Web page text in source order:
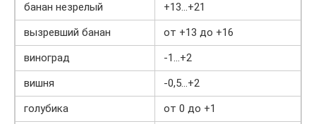
банан незрелый
+13…+21
вызревший банан
от +13 до +16
виноград
-1…+2
вишня
-0,5…+2
голубика
от 0 до +1